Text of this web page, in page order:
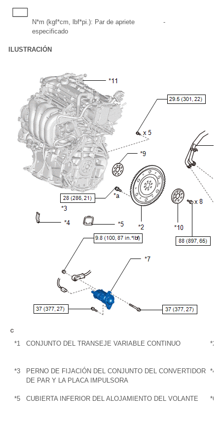
N*m (kgf*cm, lbf*pi.): Par de apriete
especificado
-
ILUSTRACIÓN
*1 CONJUNTO DEL TRANSEJE VARIABLE CONTINUO *2
*3
PERNO DE FIJACIÓN DEL CONJUNTO DEL CONVERTIDOR
DE PAR Y LA PLACA IMPULSORA
*4
*5 CUBIERTA INFERIOR DEL ALOJAMIENTO DEL VOLANTE *6